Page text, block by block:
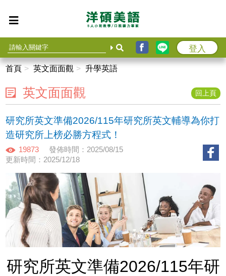
登入
首頁 英文面面觀 升學英語
英文面面觀 回上頁
研究所英文準備2026/115年研究所英文輔導為你打
造研究所上榜必勝方程式！
19873
發佈時間：2025/08/15
更新時間：2025/12/18
研究所英文準備2026/115年研